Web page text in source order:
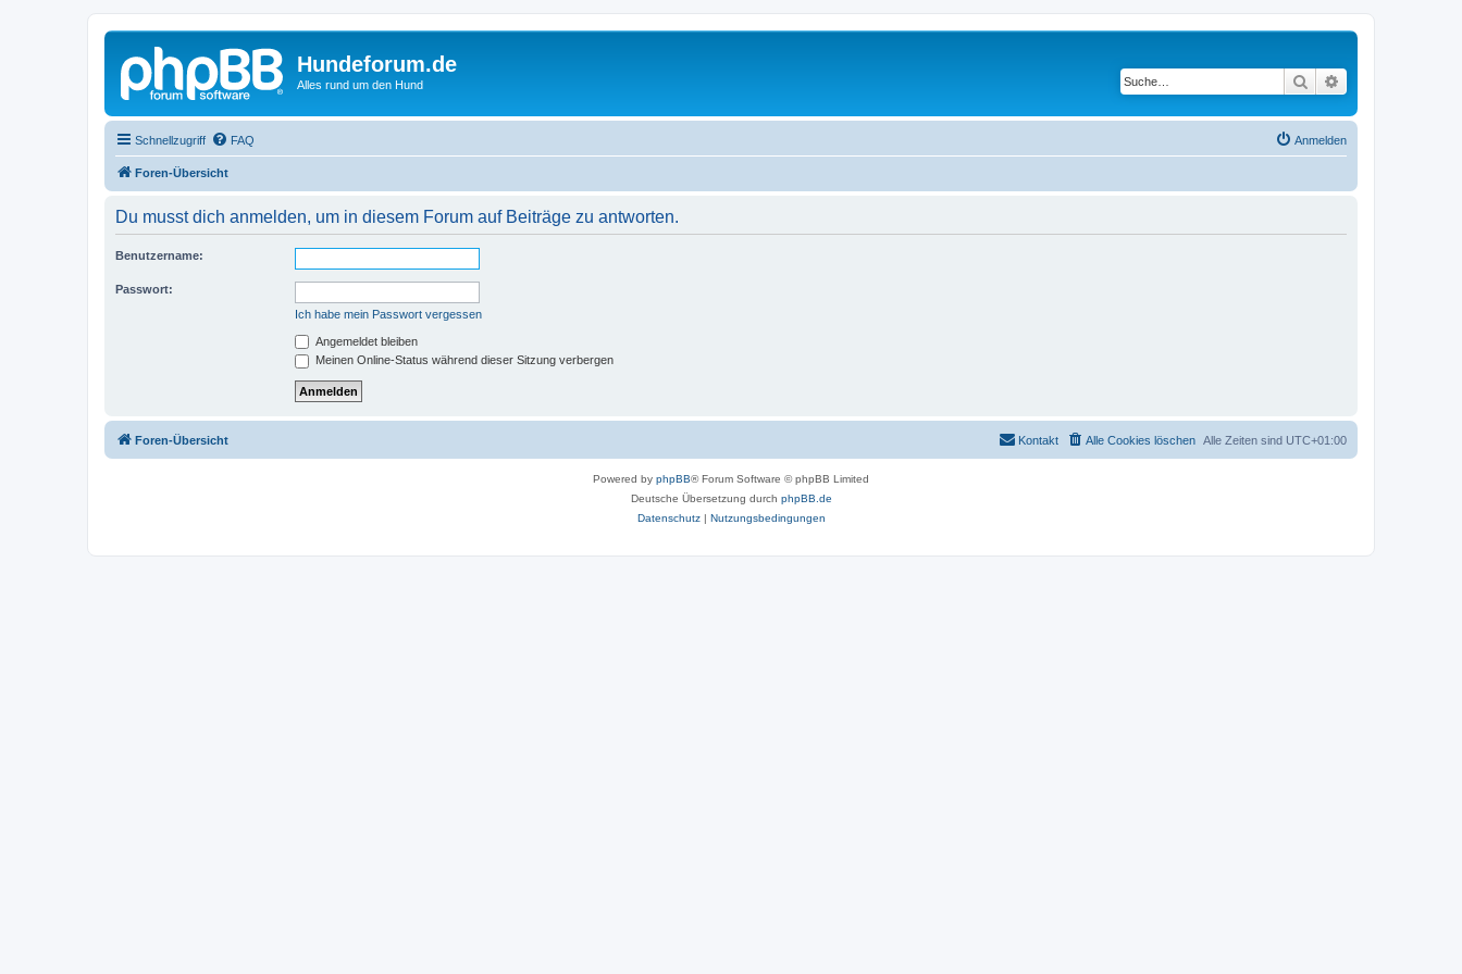
Hundeforum.de
Alles rund um den Hund Suche
Schnellzugriff FAQ Anmelden
Foren-Übersicht
Du musst dich anmelden, um in diesem Forum auf Beiträge zu antworten.
Benutzername:
Passwort:
Ich habe mein Passwort vergessen
Angemeldet bleiben
Meinen Online-Status während dieser Sitzung verbergen
Foren-Übersicht Alle Zeiten sind UTC+01:00
Alle Cookies löschen
Kontakt
Powered by phpBB® Forum Software © phpBB Limited
Deutsche Übersetzung durch phpBB.de
Datenschutz| Nutzungsbedingungen